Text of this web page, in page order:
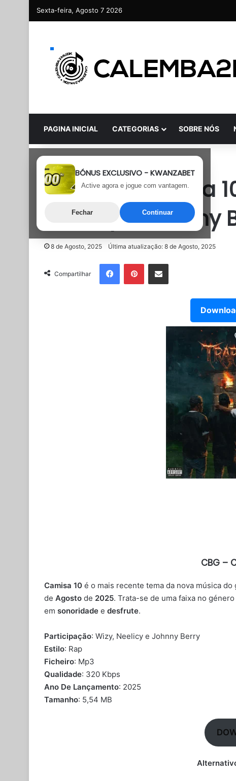
Sexta-feira, Agosto 7 2026
PAGINA INICIAL CATEGORIAS SOBRE NÓS
BÓNUS EXCLUSIVO - KWANZABET
Active agora e jogue com vantagem.
Fechar Continuar
Rap
CBG – Camisola
Neelicy e Johnny
8 de Agosto, 2025 Última atualização: 8 de Agosto, 2025
Compartilhar
FacebookPinterestPartilhar Via Email
CBG –
Camisa 10 é o mais recente tema da nova música do
de Agosto de 2025. Trata-se de uma faixa no género
em sonoridade e desfrute.
Participação: Wizy, Neelicy e Johnny Berry
Estilo: Rap
Ficheiro: Mp3
Qualidade: 320 Kbps
Ano De Lançamento: 2025
Tamanho: 5,54 MB